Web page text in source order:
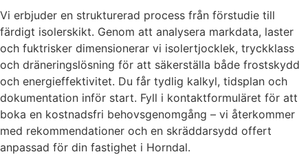
Vi erbjuder en strukturerad process från förstudie till
färdigt isolerskikt. Genom att analysera markdata, laster
och fuktrisker dimensionerar vi isolertjocklek, tryckklass
och dräneringslösning för att säkerställa både frostskydd
och energieffektivitet. Du får tydlig kalkyl, tidsplan och
dokumentation inför start. Fyll i kontaktformuläret för att
boka en kostnadsfri behovsgenomgång – vi återkommer
med rekommendationer och en skräddarsydd offert
anpassad för din fastighet i Horndal.